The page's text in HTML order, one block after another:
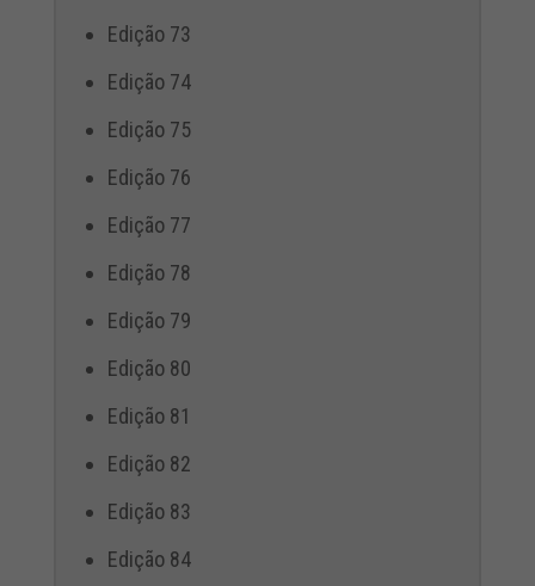
Edição 73
Edição 74
Edição 75
Edição 76
Edição 77
Edição 78
Edição 79
Edição 80
Edição 81
Edição 82
Edição 83
Edição 84